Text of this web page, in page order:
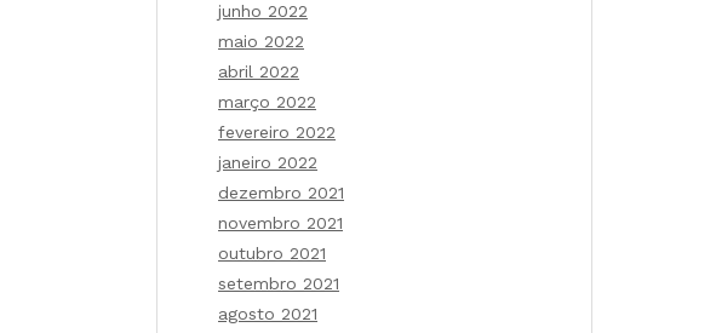
junho 2022
maio 2022
abril 2022
março 2022
fevereiro 2022
janeiro 2022
dezembro 2021
novembro 2021
outubro 2021
setembro 2021
agosto 2021